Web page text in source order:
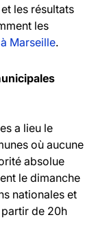
les résultats
les
à Marseille.
a lieu le
où aucune
absolue
le dimanche
nationales et
de 20h